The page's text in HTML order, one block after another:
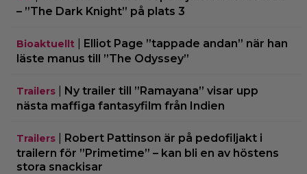
– ”The Dark Knight” på plats 3
Bioaktuellt
Elliot Page ”tappade andan” när han
läste manus till ”The Odyssey”
Trailers
Ny trailer till ”Ramayana” visar upp
nästa maffiga fantasyfilm från Indien
Trailers
Robert Pattinson är på pedofiljakt i
trailern för ”Primetime” – kan bli en av höstens
stora snackisar